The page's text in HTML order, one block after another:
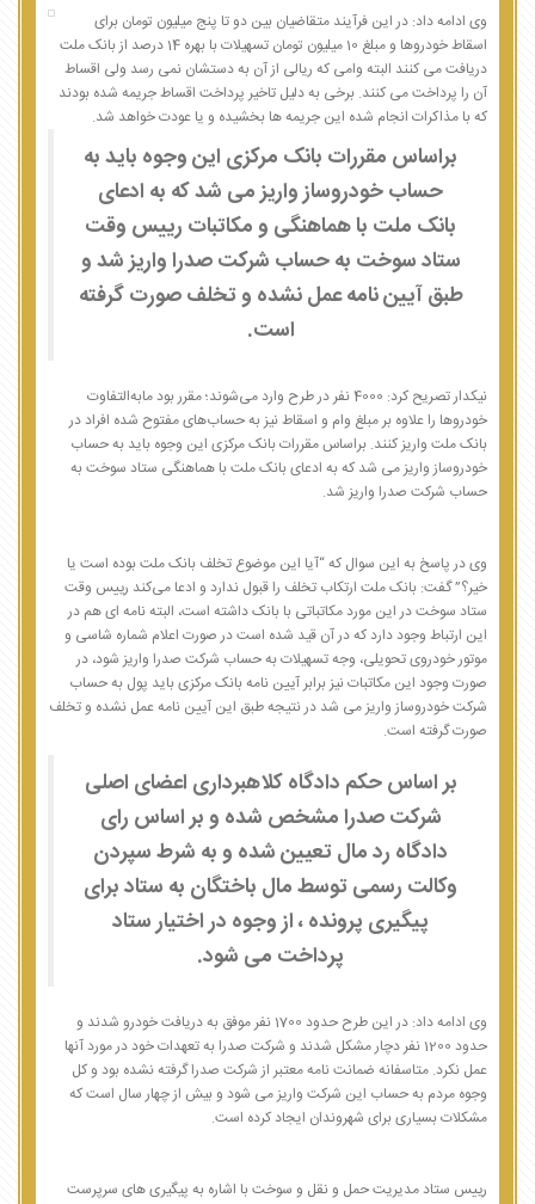
وی ادامه داد: در این فرآیند متقاضیان بین دو تا پنج میلیون تومان برای
اسقاط خودروها و مبلغ 10 میلیون تومان تسهیلات با بهره 14 درصد از بانک ملت
دریافت می کنند البته وامی که ریالی از آن به دستشان نمی رسد ولی اقساط
آن را پرداخت می کنند. برخی به دلیل تاخیر پرداخت اقساط جریمه شده بودند
که با مذاکرات انجام شده این جریمه ها بخشیده و یا عودت خواهد شد.
براساس مقررات بانک مرکزی این وجوه باید به
حساب خودروساز واریز می شد که به ادعای
بانک ملت با هماهنگی و مکاتبات رییس وقت
ستاد سوخت به حساب شرکت صدرا واریز شد و
طبق آیین نامه عمل نشده و تخلف صورت گرفته
است.
نیکدار تصریح کرد: 4000 نفر در طرح وارد می‌شوند؛ مقرر بود مابه‌التفاوت
خودروها را علاوه بر مبلغ وام و اسقاط نیز به حساب‌های مفتوح شده افراد در
بانک ملت واریز کنند. براساس مقررات بانک مرکزی این وجوه باید به حساب
خودروساز واریز می شد که به ادعای بانک ملت با هماهنگی ستاد سوخت به
حساب شرکت صدرا واریز شد.
وی در پاسخ به این سوال که “آیا این موضوع تخلف بانک ملت بوده است یا
خیر؟” گفت: بانک ملت ارتکاب تخلف را قبول ندارد و ادعا می‌کند رییس وقت
ستاد سوخت در این مورد مکاتباتی با بانک داشته است، البته نامه ای هم در
این ارتباط وجود دارد که در آن قید شده است در صورت اعلام شماره شاسی و
موتور خودروی تحویلی، وجه تسهیلات به حساب شرکت صدرا واریز شود، در
صورت وجود این مکاتبات نیز برابر آیین نامه بانک مرکزی باید پول به حساب
شرکت خودروساز واریز می شد در نتیجه طبق این آیین نامه عمل نشده و تخلف
صورت گرفته است.
بر اساس حکم دادگاه کلاهبرداری اعضای اصلی
شرکت صدرا مشخص شده و بر اساس رای
دادگاه رد مال تعیین شده و به شرط سپردن
وکالت رسمی توسط مال باختگان به ستاد برای
پیگیری پرونده ، از وجوه در اختیار ستاد
پرداخت می شود.
وی ادامه داد: در این طرح حدود 1700 نفر موفق به دریافت خودرو شدند و
حدود 1200 نفر دچار مشکل شدند و شرکت صدرا به تعهدات خود در مورد آنها
عمل نکرد. متاسفانه ضمانت نامه معتبر از شرکت صدرا گرفته نشده بود و کل
وجوه مردم به حساب این شرکت واریز می شود و بیش از چهار سال است که
مشکلات بسیاری برای شهروندان ایجاد کرده است.
رییس ستاد مدیریت حمل و نقل و سوخت با اشاره به پیگیری های سرپرست